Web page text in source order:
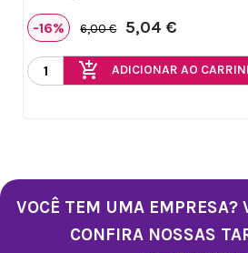
-16% 6,00 € 5,04 €
add_shopping_cart ADICIONAR AO
VOCÊ TEM UMA EMPRESA?
CONFIRA NOSSAS